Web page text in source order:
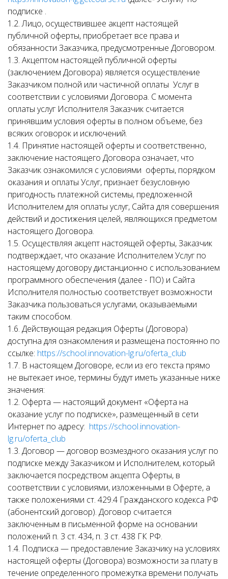
подписке .
1.2. Лицо, осуществившее акцепт настоящей
публичной оферты, приобретает все права и
обязанности Заказчика, предусмотренные Договором.
1.3. Акцептом настоящей публичной оферты
(заключением Договора) является осуществление
Заказчиком полной или частичной оплаты Услуг в
соответствии с условиями Договора. С момента
оплаты услуг Исполнителя Заказчик считается
принявшим условия оферты в полном объеме, без
всяких оговорок и исключений.
1.4. Принятие настоящей оферты и соответственно,
заключение настоящего Договора означает, что
Заказчик ознакомился с условиями оферты, порядком
оказания и оплаты Услуг, признает безусловную
пригодность платежной системы, предложенной
Исполнителем для оплаты услуг, Сайта для совершения
действий и достижения целей, являющихся предметом
настоящего Договора.
1.5. Осуществляя акцепт настоящей оферты, Заказчик
подтверждает, что оказание Исполнителем Услуг по
настоящему договору дистанционно с использованием
программного обеспечения (далее - ПО) и Сайта
Исполнителя полностью соответствует возможности
Заказчика пользоваться услугами, оказываемыми
таким способом.
1.6. Действующая редакция Оферты (Договора)
доступна для ознакомления и размещена постоянно по
ссылке: https://school.innovation-lg.ru/oferta_club
1.7. В настоящем Договоре, если из его текста прямо
не вытекает иное, термины будут иметь указанные ниже
значения:
1.2. Оферта — настоящий документ «Оферта на
оказание услуг по подписке», размещенный в сети
Интернет по адресу: https://school.innovation-
lg.ru/oferta_club
1.3. Договор — договор возмездного оказания услуг по
подписке между Заказчиком и Исполнителем, который
заключается посредством акцепта Оферты, в
соответствии с условиями, изложенными в Оферте, а
также положениями ст. 429.4 Гражданского кодекса РФ
(абонентский договор). Договор считается
заключенным в письменной форме на основании
положений п. 3 ст. 434, п. 3 ст. 438 ГК РФ.
1.4. Подписка — предоставление Заказчику на условиях
настоящей оферты (Договора) возможности за плату в
течение определенного промежутка времени получать